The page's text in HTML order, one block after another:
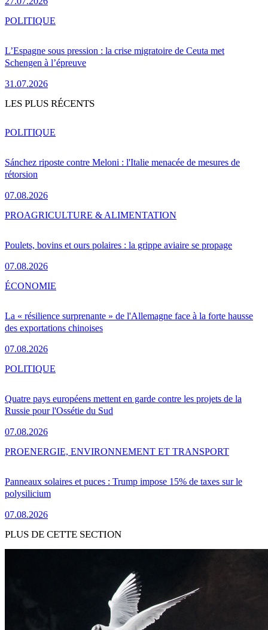
L’Espagne sous pression : la crise migratoire de Ceuta met
Schengen à l’épreuve
31.07.2026
POLITIQUE
LES PLUS RÉCENTS
Sánchez riposte contre Meloni : l'Italie menacée de mesures de
rétorsion
07.08.2026
POLITIQUE
Poulets, bovins et ours polaires : la grippe aviaire se propage
07.08.2026
PROAGRICULTURE & ALIMENTATION
La « résilience surprenante » de l'Allemagne face à la forte hausse
des exportations chinoises
07.08.2026
ÉCONOMIE
Quatre pays européens mettent en garde contre les projets de la
Russie pour l'Ossétie du Sud
07.08.2026
POLITIQUE
Panneaux solaires et puces : Trump impose 15% de taxes sur le
polysilicium
07.08.2026
PROENERGIE, ENVIRONNEMENT ET TRANSPORT
PLUS DE CETTE SECTION